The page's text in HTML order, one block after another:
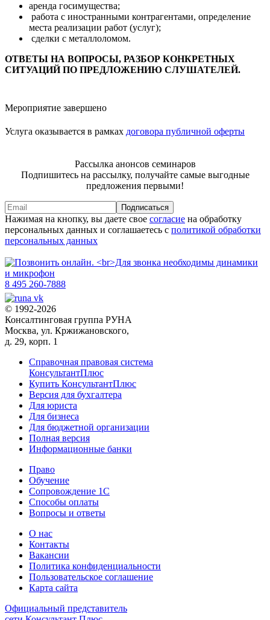
аренда госимущества;
работа с иностранными контрагентами, определение
места реализации работ (услуг);
сделки с металлоломом.
ОТВЕТЫ НА ВОПРОСЫ, РАЗБОР КОНКРЕТНЫХ
СИТУАЦИЙ ПО ПРЕДЛОЖЕНИЮ СЛУШАТЕЛЕЙ.
Мероприятие завершено
Услуга оказывается в рамках договора публичной оферты
Рассылка анонсов семинаров
Подпишитесь на рассылку, получайте самые выгодные
предложения первыми!
Подписаться
Нажимая на кнопку, вы даете свое согласие на обработку
персональных данных и соглашаетесь с политикой обработки
персональных данных
8 495 260-7888
© 1992-2026
Консалтинговая группа РУНА
Москва, ул. Кржижановского,
д. 29, корп. 1
Справочная правовая система
КонсультантПлюс
Купить КонсультантПлюс
Версия для бухгалтера
Для юриста
Для бизнеса
Для бюджетной организации
Полная версия
Информационные банки
Право
Обучение
Сопровождение 1С
Способы оплаты
Вопросы и ответы
О нас
Контакты
Вакансии
Политика конфиденциальности
Пользовательское соглашение
Карта сайта
Официальный представитель